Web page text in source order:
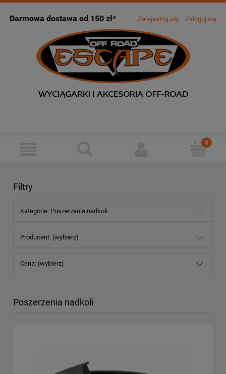
Darmowa dostawa od 150 zł* Zarejestruj się Zaloguj się
Filtry
Kategorie: Poszerzenia nadkoli
Producent: (wybierz)
Cena: (wybierz)
Poszerzenia nadkoli